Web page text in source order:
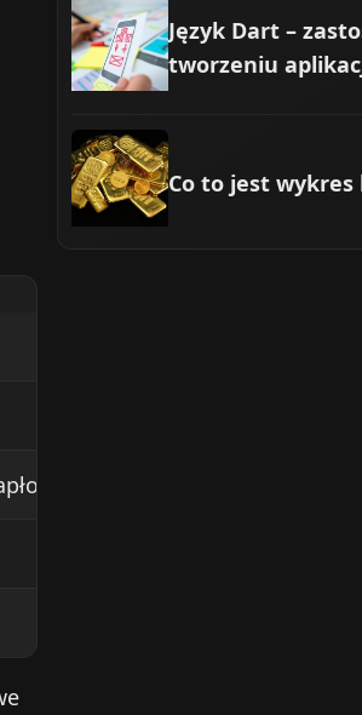
Język Dart –
tworzeniu
Co to jest wykres